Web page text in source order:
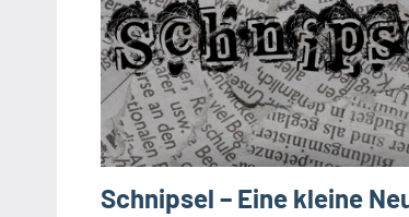
Schnipsel – Eine kleine